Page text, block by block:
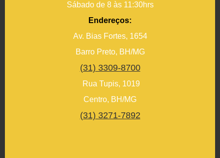
Sábado de 8 às 11:30hrs
Endereços:
Av. Bias Fortes, 1654
Barro Preto, BH/MG
(31) 3309-8700
Rua Tupis, 1019
Centro, BH/MG
(31) 3271-7892